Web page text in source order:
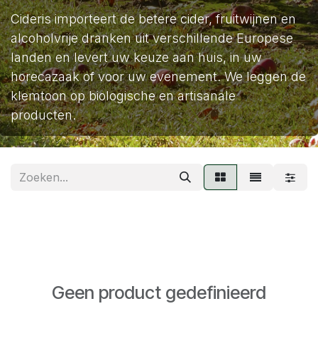
Cideris importeert de betere cider, fruitwijnen en
alcoholvrije dranken uit verschillende Europese
landen en levert uw keuze aan huis, in uw
horecazaak of voor uw evenement. We leggen de
klemtoon op biologische en artisanale
producten.
Geen product gedefinieerd